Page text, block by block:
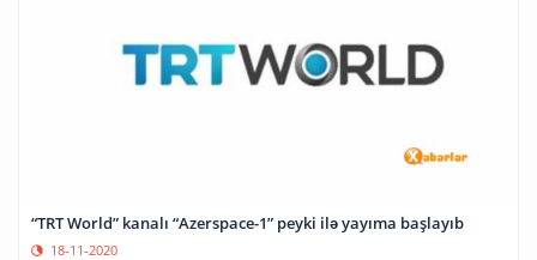
“TRT World” kanalı “Azerspace-1” peyki ilə yayıma başlayıb
18-11-2020